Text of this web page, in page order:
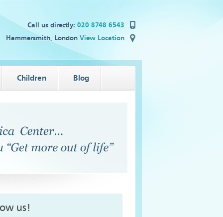
Call us directly: 020 8748 6543
Hammersmith, London View Location
Children Blog
us!